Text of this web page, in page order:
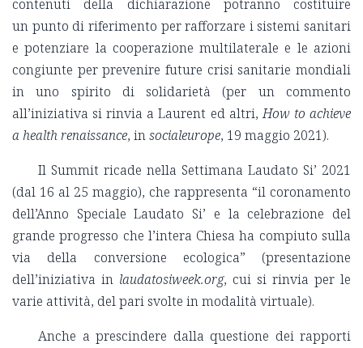
contenuti della dichiarazione potranno costituire
un punto di riferimento per rafforzare i sistemi sanitari
e potenziare la cooperazione multilaterale e le azioni
congiunte per prevenire future crisi sanitarie mondiali
in uno spirito di solidarietà (per un commento
all’iniziativa si rinvia a Laurent ed altri,How to achieve
a health renaissance, insocialeurope, 19 maggio 2021).
Il Summit ricade nella Settimana Laudato Si’ 2021
(dal 16 al 25 maggio), che rappresenta “il coronamento
dell’Anno Speciale Laudato Si’ e la celebrazione del
grande progresso che l’intera Chiesa ha compiuto sulla
via della conversione ecologica” (presentazione
dell’iniziativa in laudatosiweek.org, cui si rinvia per le
varie attività, del pari svolte in modalità virtuale).
Anche a prescindere dalla questione dei rapporti